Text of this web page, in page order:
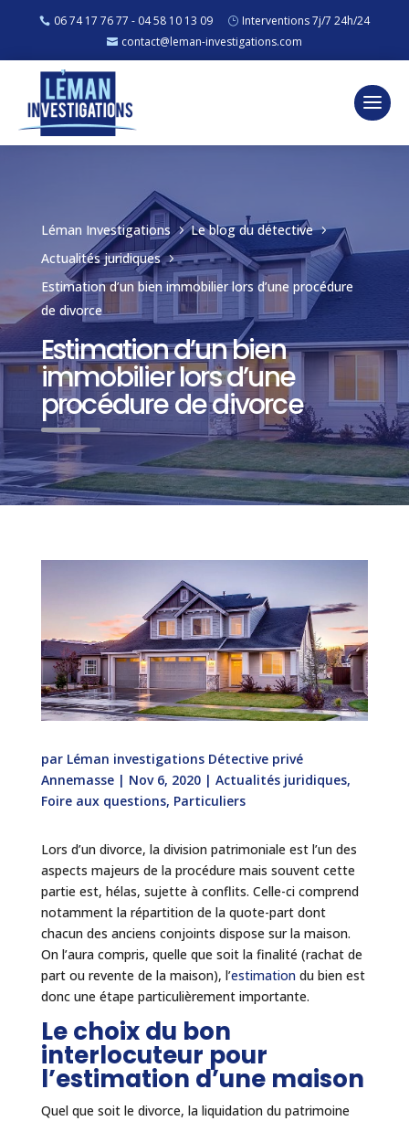
06 74 17 76 77 - 04 58 10 13 09
Interventions 7j/7 24h/24
contact@leman-investigations.com
Léman Investigations 5Le blog du détective5
Actualités juridiques5
Estimation d’un bien immobilier lors d’une procédure
de divorce
Estimation d’un bien
immobilier lors d’une
procédure de divorce
par Léman investigations Détective privé
Annemasse| Nov 6, 2020| Actualités juridiques,
Foire aux questions, Particuliers
Lors d’un divorce, la division patrimoniale est l’un des
aspects majeurs de la procédure mais souvent cette
partie est, hélas, sujette à conflits. Celle-ci comprend
notamment la répartition de la quote-part dont
chacun des anciens conjoints dispose sur la maison.
On l’aura compris, quelle que soit la finalité (rachat de
part ou revente de la maison), l’estimationdu bien est
donc une étape particulièrement importante.
Le choix du bon
interlocuteur pour
l’estimation d’une maison
Quel que soit le divorce, la liquidation du patrimoine